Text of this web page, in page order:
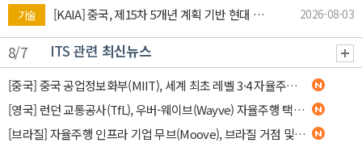
기술 [KAIA] 중국, 제15차 5개년 계획 기반 현대 교통 인프라 구축과 디지털·녹색 전환 추진 2026-08-03
8/7 ITS 관련 최신뉴스
[중국] 중국 공업정보화부(MIIT), 세계 최초 레벨 3·4 자율주행 국가 의무 안전기준 제정 발표
[영국] 런던 교통공사(TfL), 우버-웨이브(Wayve) 자율주행 택시 최초 영업 면허 승인
[브라질] 자율주행 인프라 기업 무브(Moove), 브라질 거점 및 로보택시 인프라 확장을 위한 2.5억 달러 투자 유치